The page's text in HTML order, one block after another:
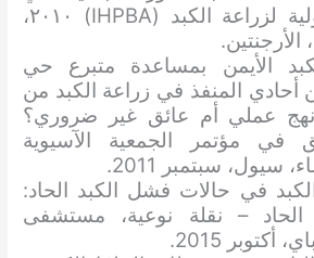
الجمعية الدولية لزراعة الكبد (IHPBA) ٢٠١٠،
الأيمن بمساعدة متبرع حي
أحادي المنفذ في زراعة الكبد من
عملي أم عائق غير ضروري؟
مؤتمر الجمعية الآسيوية
سيول، سبتمبر 2011.
الكبد في حالات فشل الكبد الحاد:
– نقلة نوعية، مستشفى
2015.